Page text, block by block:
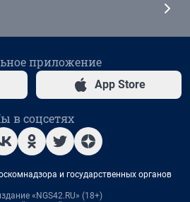
приложение
App Store
в соцсетях
и государственных органов
«NGS42.RU» (18+)